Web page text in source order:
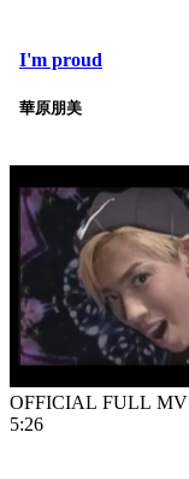
I'm proud
華原朋美
OFFICIAL FULL MV
5:26